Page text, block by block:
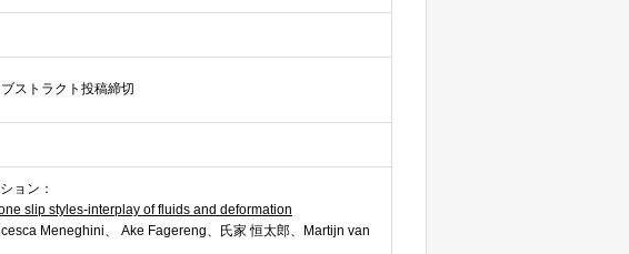
ストラクト投稿締切
ョン：
slip styles-interplay of fluids and deformation
Meneghini、 Ake Fagereng、氏家 恒太郎、Martijn van